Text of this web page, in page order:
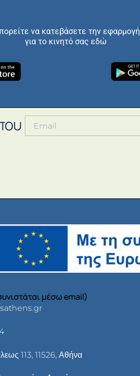
να κατεβάσετε την εφαρμογή
για το κινητό σας εδώ
μέσω email)
113, 11526, Αθήνα